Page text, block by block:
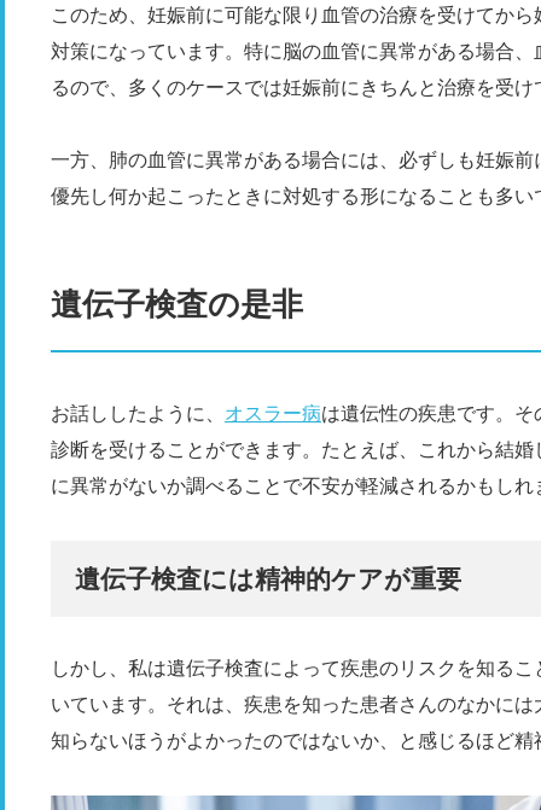
このため、妊娠前に可能な限り血管の治療を受けてか
対策になっています。特に脳の血管に異常がある場合
るので、多くのケースでは妊娠前にきちんと治療を受
一方、肺の血管に異常がある場合には、必ずしも妊娠
優先し何か起こったときに対処する形になることも多い
遺伝子検査の是非
お話ししたように、 オスラー病は遺伝性の疾患です。
診断を受けることができます。たとえば、これから結
に異常がないか調べることで不安が軽減されるかもしれ
遺伝子検査には精神的ケアが重要
しかし、私は遺伝子検査によって疾患のリスクを知る
いています。それは、疾患を知った患者さんのなかに
知らないほうがよかったのではないか、と感じるほど